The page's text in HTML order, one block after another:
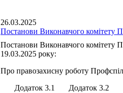
26.03.2025
Постанови Виконавчого комітету
Постанови Виконавчого комітету
19.03.2025 року:
Про правозахисну роботу
Додаток 3.1 Додаток 3.2